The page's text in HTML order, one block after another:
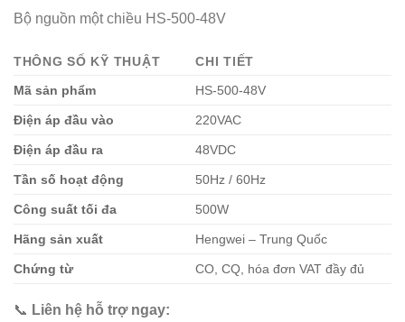
Bộ nguồn một chiều HS-500-48V
THÔNG SỐ KỸ THUẬT
CHI TIẾT
Mã sản phẩm
HS-500-48V
Điện áp đầu vào 220VAC
Điện áp đầu ra 48VDC
Tần số hoạt động 50Hz / 60Hz
Công suất tối đa 500W
Hãng sản xuất Hengwei – Trung Quốc
Chứng từ CO, CQ, hóa đơn VAT đầy đủ
📞 Liên hệ hỗ trợ ngay: